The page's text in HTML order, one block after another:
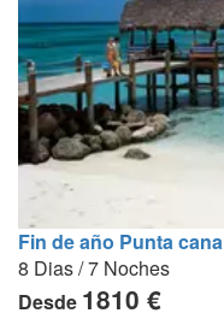
Fin de año Punta cana
8 Dias / 7 Noches
Desde 1810 €